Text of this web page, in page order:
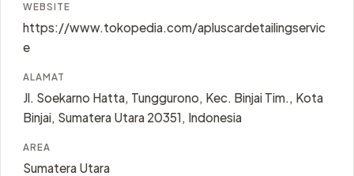
WEBSITE
https://www.tokopedia.com/apluscardetailingservic
e
ALAMAT
Jl. Soekarno Hatta, Tunggurono, Kec. Binjai Tim., Kota
Binjai, Sumatera Utara 20351, Indonesia
AREA
Sumatera Utara